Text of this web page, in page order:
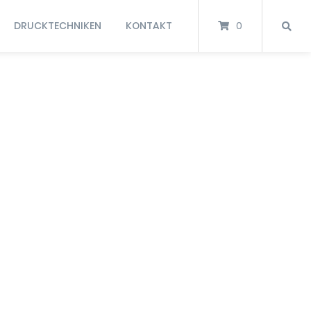
DRUCKTECHNIKEN KONTAKT 0